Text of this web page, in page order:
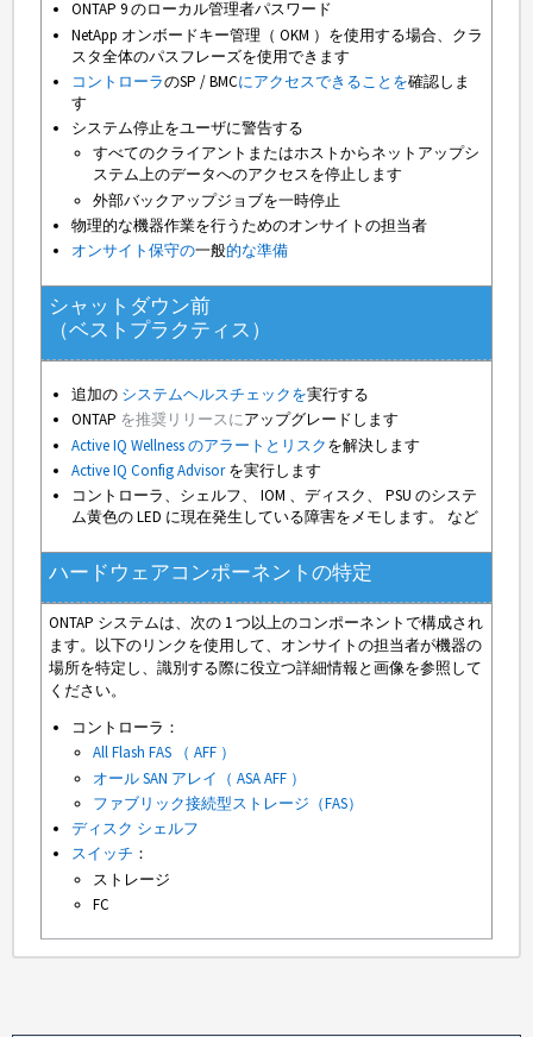
ONTAP 9 のローカル管理者パスワード
NetApp オンボードキー管理（ OKM ）を使用する場合、クラ
スタ全体のパスフレーズを使用できます
コントローラのSP / BMCにアクセスできることを確認しま
す
システム停止をユーザに警告する
すべてのクライアントまたはホストからネットアップシ
ステム上のデータへのアクセスを停止します
外部バックアップジョブを一時停止
物理的な機器作業を行うためのオンサイトの担当者
オンサイト保守の一般的な準備
シャットダウン前
（ベストプラクティス）
追加の システムヘルスチェックを実行する
ONTAP を推奨リリースにアップグレードします
Active IQ Wellness のアラートとリスクを解決します
Active IQ Config Advisorを実行します
コントローラ、シェルフ、 IOM 、ディスク、 PSU のシステ
ム黄色の LED に現在発生している障害をメモします。 など
ハードウェアコンポーネントの特定
ONTAP システムは、次の 1 つ以上のコンポーネントで構成され
ます。以下のリンクを使用して、オンサイトの担当者が機器の
場所を特定し、識別する際に役立つ詳細情報と画像を参照して
ください。
コントローラ：
All Flash FAS （ AFF ）
オール SAN アレイ（ ASA AFF ）
ファブリック接続型ストレージ（FAS）
ディスク シェルフ
スイッチ ：
ストレージ
FC